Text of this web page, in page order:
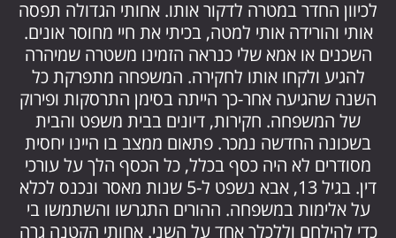
לכיוון החדר במטרה לדקור אותו. אחותי הגדולה תפסה
אותי והורידה אותי למטה, בכיתי את חיי מחוסר אונים.
השכנים או אמא שלי כנראה הזמינו משטרה שמיהרה
להגיע ולקחו אותו לחקירה. המשפחה מתפרקת כל
השנה שהגיעה אחר-כך הייתה בסימן התרסקות ופירוק
של המשפחה. חקירות, דיונים בבית משפט והבית
בשכונה החדשה נמכר. פתאום ממצב בו היינו יחסית
מסודרים לא היה כסף בכלל, כל הכסף הלך על עורכי
דין. בגיל 13, אבא נשפט ל-5 שנות מאסר ונכנס לכלא
על אלימות במשפחה. ההורים התגרשו והשתמשו בי
כדי להילחם וללכלך אחד על השני. אחותי הקטנה גרה